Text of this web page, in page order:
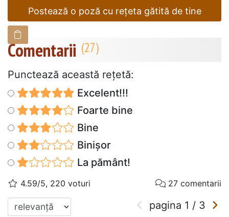
Postează o poză cu rețeta gătită de tine
Comentarii
Punctează această reţetă:
Excelent!!!
Foarte bine
Bine
Binișor
La pământ!
4.59/5, 220 voturi 27 comentarii
pagina 1 / 3